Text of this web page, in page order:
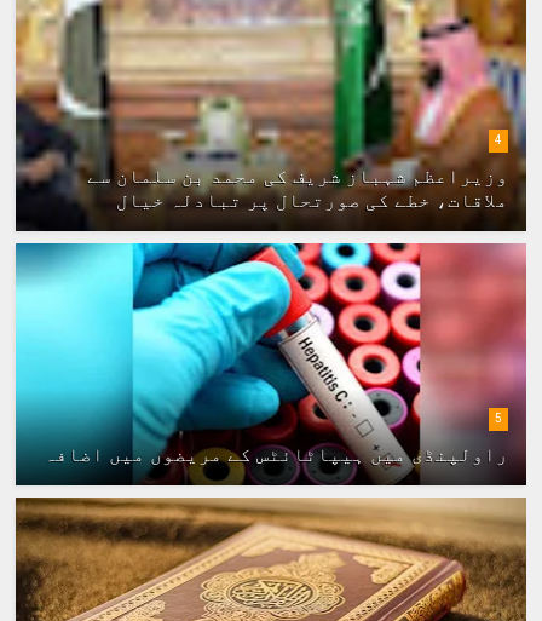
4
وزیراعظم شہباز شریف کی محمد بن سلمان سے
ملاقات، خطے کی صورتحال پر تبادلہ خیال
5
راولپنڈی میں ہیپاٹائٹس کے مریضوں میں اضافہ